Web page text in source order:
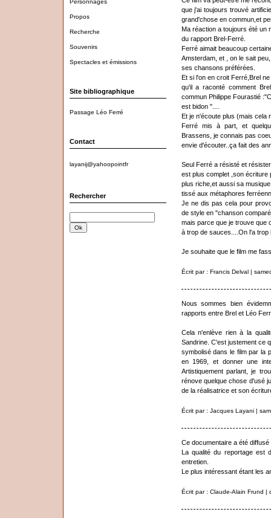
Personnages
Propos
Recherche
Souvenirs
Spectacles et émissions
Site bibliographique
Passage Léo Ferré
Contact
layanij@yahoopointfr
Rechercher
que j'ai toujours trouvé
grand'chose en commun,et
Ma réaction a toujours été un
du rapport Brel-Ferré.
Ferré aimait beaucoup
Amsterdam, et , on le sait
ses chansons préférées.
Et si l'on en croit Ferré,Brel
qu'il a raconté comment
commun Philippe Fourastié
est bidon "....
Et je n'écoute plus (mais cela
Ferré mis à part, et
Brassens, je connais pas
envie d'écouter..ça fait des
Seul Ferré a résisté et
est plus complet ,son écriture
plus riche,et aussi sa
tissé aux métaphores
Je ne dis pas cela pour
de style en "chanson
mais parce que je trouve que
à trop de sauces....On l'a trop
Je souhaite que le film me
Écrit par : Francis Delval |
Nous sommes bien
rapports entre Brel et Léo
Cela n'enlève rien à la
Sandrine. C'est justement ce
symbolisé dans le film par la
en 1969, et donner une
Artistiquement parlant, je
rénove quelque chose d'usé
de la réalisatrice et son
Écrit par : Jacques Layani |
Ce documentaire a été
La qualité du reportage est
entretien.
Le plus intéressant étant les
Écrit par : Claude-Alain Frund |